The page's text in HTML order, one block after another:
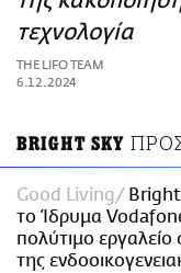
ΑΜΠΑ
PRINT
τεχνολογία
THE LIFO TEAM
6.12.2024
BRIGHT SKY
Good Living
το Ίδρυμα
πολύτιμο
της